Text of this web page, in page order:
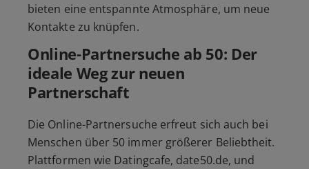
bieten eine entspannte Atmosphäre, um neue
Kontakte zu knüpfen.
Online-Partnersuche ab 50: Der
ideale Weg zur neuen
Partnerschaft
Die Online-Partnersuche erfreut sich auch bei
Menschen über 50 immer größerer Beliebtheit.
Plattformen wie Datingcafe, date50.de, und